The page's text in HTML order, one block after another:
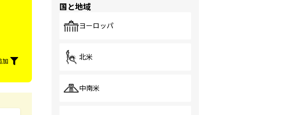
加
国と地域
ヨーロッパ
北米
中南米